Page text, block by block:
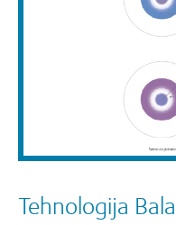
Tehnologija